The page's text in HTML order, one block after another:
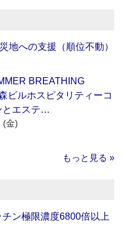
地への支援（順位不動）
BREATHING
ビルホスピタリティーコ
とエステ…
(金)
もっと見る »
チン極限濃度6800倍以上